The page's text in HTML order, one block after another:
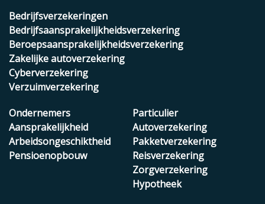
Bedrijfsverzekeringen
Bedrijfsaansprakelijkheidsverzekering
Beroepsaansprakelijkheidsverzekering
Zakelijke autoverzekering
Cyberverzekering
Verzuimverzekering
Ondernemers
Aansprakelijkheid
Arbeidsongeschiktheid
Pensioenopbouw
Particulier
Autoverzekering
Pakketverzekering
Reisverzekering
Zorgverzekering
Hypotheek